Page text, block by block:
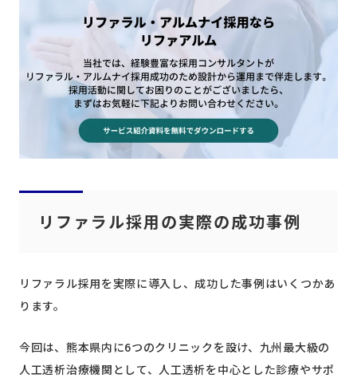
リファラル採用の実際の成功事例
リファラル採用を実際に導入し、成功した事例はいくつかあ
ります。
今回は、熊本県内に6つのクリニックを設け、九州最大級の
人工透析治療機関として、人工透析を中心とした診療やサポ